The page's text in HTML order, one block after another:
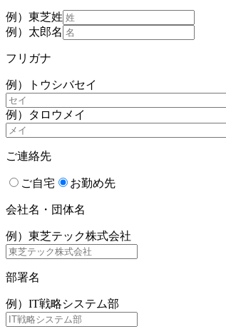
例）東芝姓
例）太郎名
フリガナ
例）トウシバセイ
例）タロウ メイ
ご連絡先
ご自宅 お勤め先
会社名・団体名
例）東芝テック株式会社
部署名
例）IT戦略システム部